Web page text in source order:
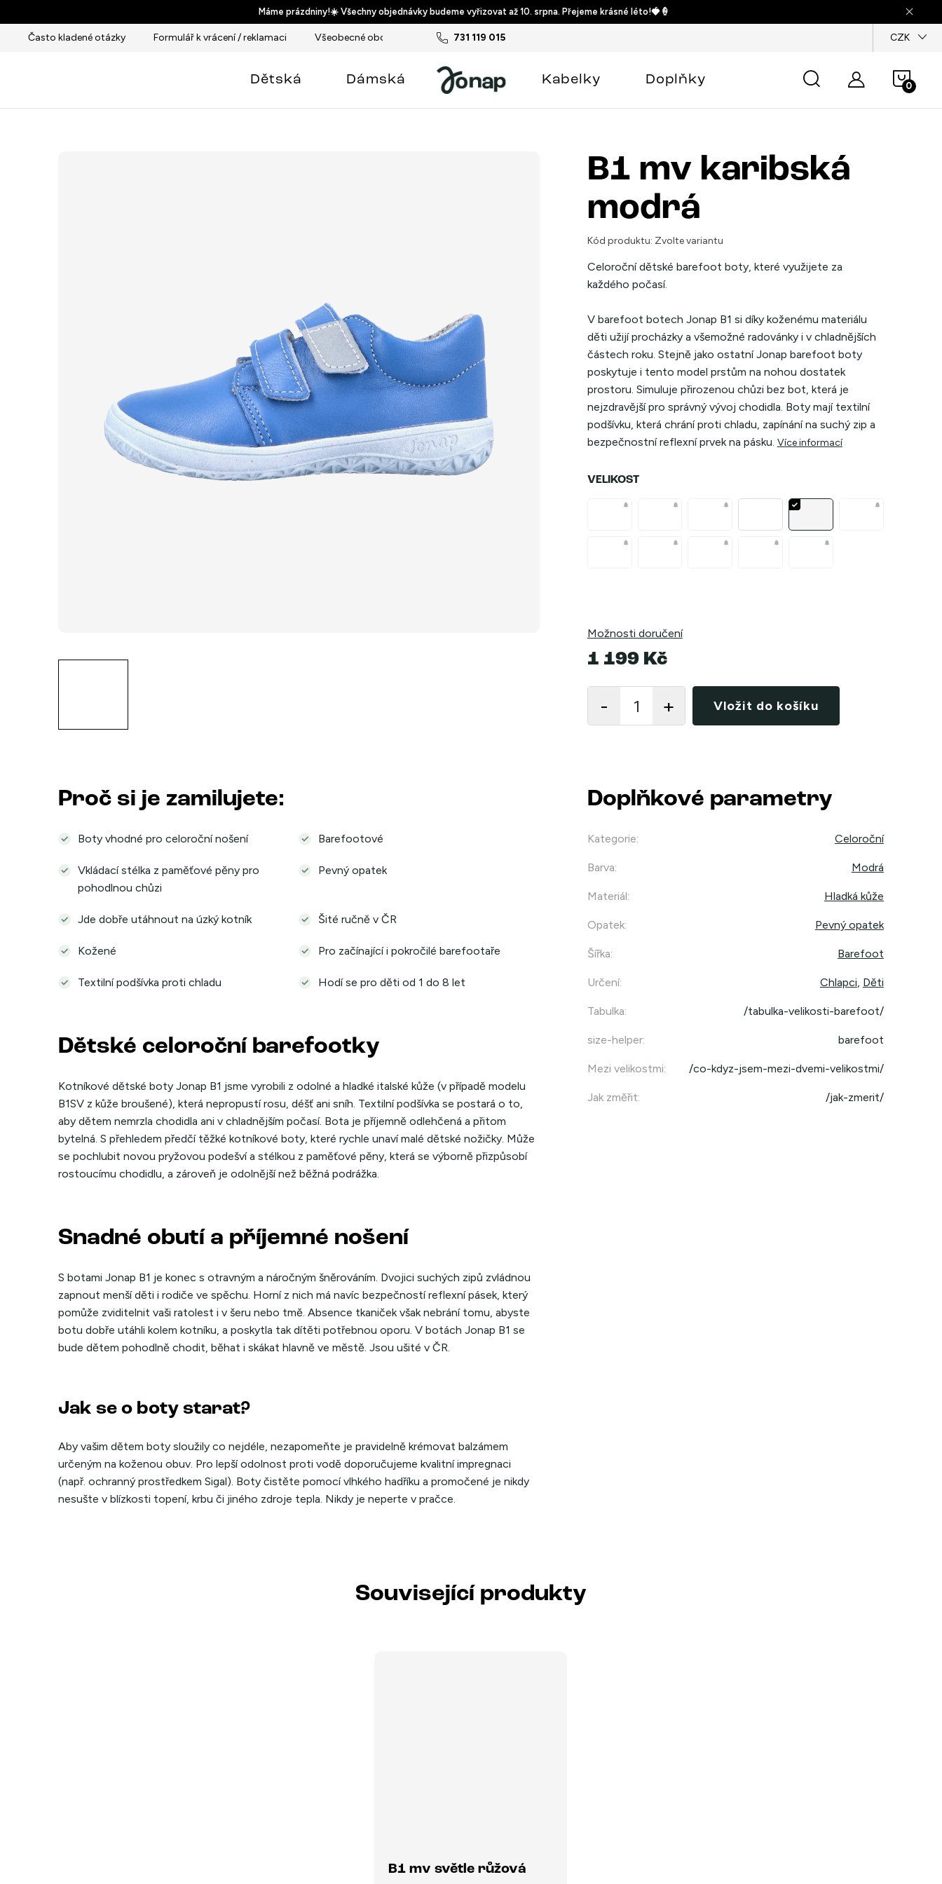
na
obsah
Máme prázdniny!☀️ Všechny objednávky budeme vyřizovat až 10. srpna. Přejeme krásné léto!🍓🍦
731 119 015
Často kladené otázky Formulář k vrácení / reklamaci Všeobecné obchodní podmínky Podmínky ochrany osobních údajů CZK
košík
Dětská Dámská Kabelky Doplňky
B1 mv karibská
modrá
Kód produktu: Zvolte variantu
Celoroční dětské barefoot boty, které využijete za
každého počasí.
V barefoot botech Jonap B1 si díky koženému materiálu
děti užijí procházky a všemožné radovánky i v chladnějších
částech roku. Stejně jako ostatní Jonap barefoot boty
poskytuje i tento model prstům na nohou dostatek
prostoru. Simuluje přirozenou chůzi bez bot, která je
nejzdravější pro správný vývoj chodidla. Boty mají textilní
podšívku, která chrání proti chladu, zapínání na suchý zip a
bezpečnostní reflexní prvek na pásku. Více informací
VELIKOST
Možnosti doručení
1 199 Kč
Vložit do košíku
Proč si je zamilujete:
Boty vhodné pro celoroční nošení Barefootové
Vkládací stélka z paměťové pěny pro
pohodlnou chůzi
Pevný opatek
Jde dobře utáhnout na úzký kotník Šité ručně v ČR
Kožené Pro začínající i pokročilé barefootaře
Textilní podšívka proti chladu Hodí se pro děti od 1 do 8 let
Dětské celoroční barefootky
Kotníkové dětské boty Jonap B1 jsme vyrobili z odolné a hladké italské kůže (v případě modelu
B1SV z kůže broušené), která nepropustí rosu, déšť ani sníh. Textilní podšívka se postará o to,
aby dětem nemrzla chodidla ani v chladnějším počasí. Bota je příjemně odlehčená a přitom
bytelná. S přehledem předčí těžké kotníkové boty, které rychle unaví malé dětské nožičky. Může
se pochlubit novou pryžovou podešví a stélkou z paměťové pěny, která se výborně přizpůsobí
rostoucímu chodidlu, a zároveň je odolnější než běžná podrážka.
Snadné obutí a příjemné nošení
S botami Jonap B1 je konec s otravným a náročným šněrováním. Dvojici suchých zipů zvládnou
zapnout menší děti i rodiče ve spěchu. Horní z nich má navíc bezpečností reflexní pásek, který
pomůže zviditelnit vaši ratolest i v šeru nebo tmě. Absence tkaniček však nebrání tomu, abyste
botu dobře utáhli kolem kotníku, a poskytla tak dítěti potřebnou oporu. V botách Jonap B1 se
bude dětem pohodlně chodit, běhat i skákat hlavně ve městě. Jsou ušité v ČR.
Jak se o boty starat?
Aby vašim dětem boty sloužily co nejdéle, nezapomeňte je pravidelně krémovat balzámem
určeným na koženou obuv. Pro lepší odolnost proti vodě doporučujeme kvalitní impregnaci
(např. ochranný prostředkem Sigal). Boty čistěte pomocí vlhkého hadříku a promočené je nikdy
nesušte v blízkosti topení, krbu či jiného zdroje tepla. Nikdy je neperte v pračce.
Doplňkové parametry
Kategorie: Celoroční
Barva: Modrá
Materiál: Hladká kůže
Opatek: Pevný opatek
Šířka: Barefoot
Určení: Chlapci Děti
Tabulka: /tabulka-velikosti-barefoot/
size-helper: barefoot
Mezi velikostmi: /co-kdyz-jsem-mezi-dvemi-velikostmi/
Jak změřit: /jak-zmerit/
Související produkty
B1 mv světle růžová